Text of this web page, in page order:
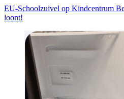
EU-Schoolzuivel op Kindcentrum
loont!